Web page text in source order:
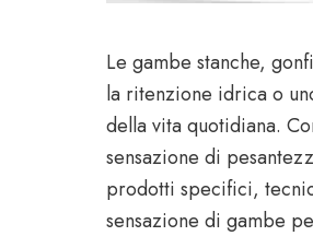
Le gambe stanche,
la ritenzione idrica o
della vita quotidiana.
sensazione di
prodotti specifici,
sensazione di gambe